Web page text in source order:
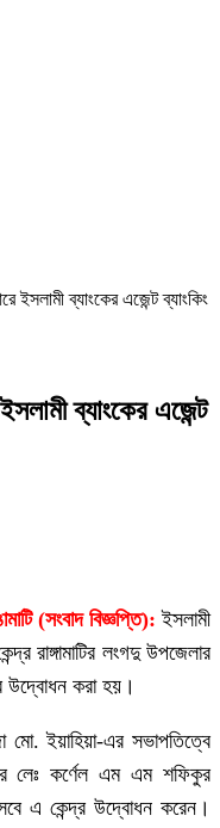
ইসলামী ব্যাংকের এজেন্ট ব্যাংকিং
ব্যাংকের এজেন্ট
(সংবাদ বিজ্ঞপ্তি): ইসলামী
রাঙ্গামাটির লংগদু উপজেলার
উদ্বোধন করা হয়।
মো. ইয়াহিয়া-এর সভাপতিত্বে
লেঃ কর্ণেল এম এম শফিকুর
এ কেন্দ্র উদ্বোধন করেন।